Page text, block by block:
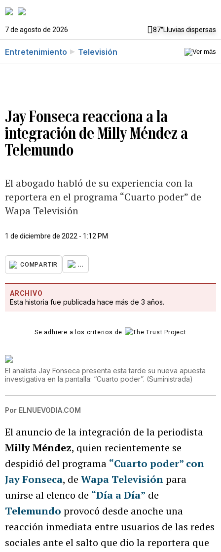
7 de agosto de 2026 87°Lluvias dispersas
Entretenimiento Televisión
Jay Fonseca reacciona a la
integración de Milly Méndez a
Telemundo
El abogado habló de su experiencia con la
reportera en el programa “Cuarto poder” de
Wapa Televisión
1 de diciembre de 2022 - 1:12 PM
COMPARTIR ...
ARCHIVO
Esta historia fue publicada hace más de 3 años.
Se adhiere a los criterios de
El analista Jay Fonseca presenta esta tarde su nueva apuesta
investigativa en la pantalla: “Cuarto poder”. (Suministrada)
Por ELNUEVODIA.COM
El anuncio de la integración de la periodista
Milly Méndez, quien recientemente se
despidió del programa “Cuarto poder” con
Jay Fonseca, de Wapa Televisiónpara
unirse al elenco de “Día a Día” de
Telemundo provocó desde anoche una
reacción inmediata entre usuarios de las redes
sociales ante el salto que dio la reportera que